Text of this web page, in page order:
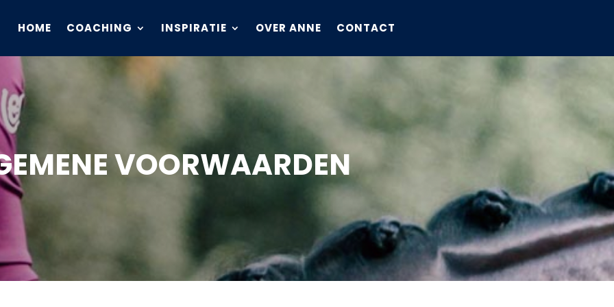
HOME COACHING INSPIRATIE OVER ANNE CONTACT
VOORWAARDEN